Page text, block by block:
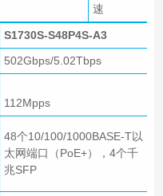
速
S1730S-S48P4S-A3
502Gbps/5.02Tbps
112Mpps
48个10/100/1000BASE-T以
太网端口（PoE+），4个千
兆SFP